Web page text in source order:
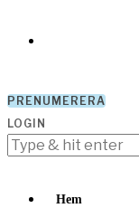
PRENUMERERA
LOGIN
Hem